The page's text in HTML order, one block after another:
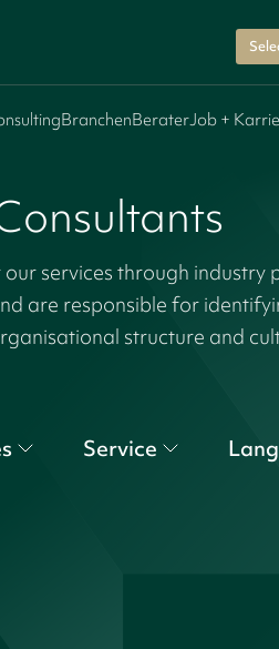
BranchenBeraterJob +
services through industry
are responsible for
structure and
Service